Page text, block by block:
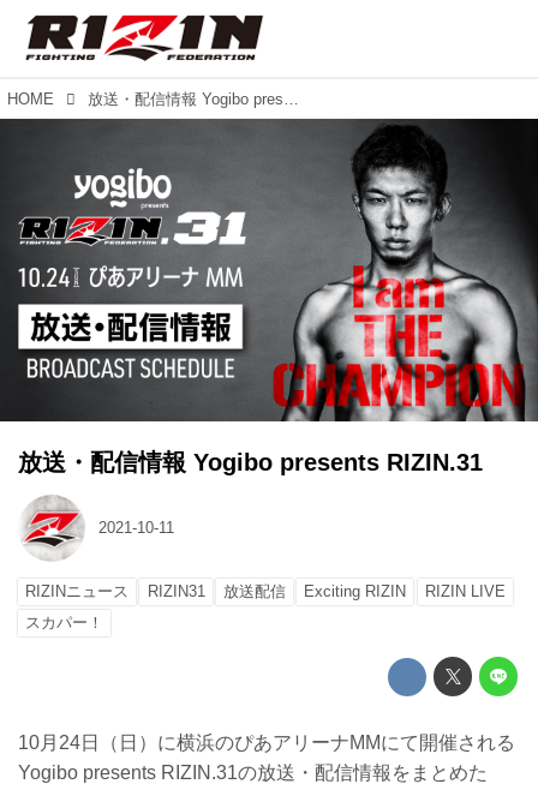
HOME 放送・配信情報 Yogibo presents RIZIN.31
放送・配信情報 Yogibo presents RIZIN.31
2021-10-11
RIZINニュース RIZIN31 放送配信 Exciting RIZIN
RIZIN LIVE
スカパー！
10月24日（日）に横浜のぴあアリーナMMにて開催される
Yogibo presents RIZIN.31の放送・配信情報をまとめた